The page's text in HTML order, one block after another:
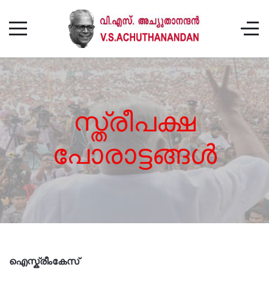
സ്ത്രീപക്ഷ
പോരാട്ടങ്ങൾ
ഐസ്ക്രീംകേസ്